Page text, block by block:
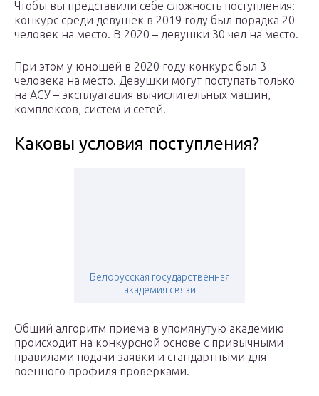
Чтобы вы представили себе сложность поступления:
конкурс среди девушек в 2019 году был порядка 20
человек на место. В 2020 – девушки 30 чел на место.
При этом у юношей в 2020 году конкурс был 3
человека на место. Девушки могут поступать только
на АСУ – эксплуатация вычислительных машин,
комплексов, систем и сетей.
Каковы условия поступления?
Белорусская государственная
академия связи
Общий алгоритм приема в упомянутую академию
происходит на конкурсной основе с привычными
правилами подачи заявки и стандартными для
военного профиля проверками.